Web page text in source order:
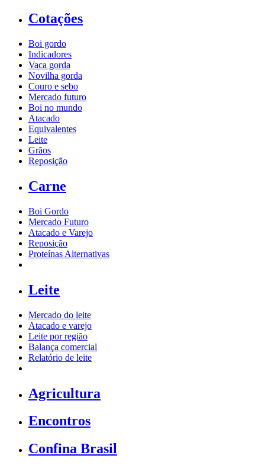
Cotações
Boi gordo
Indicadores
Vaca gorda
Novilha gorda
Couro e sebo
Mercado futuro
Boi no mundo
Atacado
Equivalentes
Leite
Grãos
Reposição
Carne
Boi Gordo
Mercado Futuro
Atacado e Varejo
Reposição
Proteínas Alternativas
Leite
Mercado do leite
Atacado e varejo
Leite por região
Balança comercial
Relatório de leite
Agricultura
Encontros
Confina Brasil